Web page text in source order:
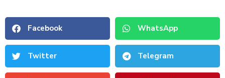
Facebook WhatsApp
Twitter Telegram